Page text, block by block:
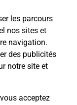
les parcours
nos sites et
navigation.
des publicités
notre site et
acceptez